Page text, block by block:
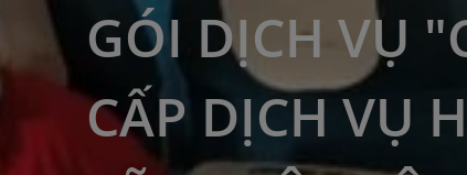
GÓI DỊCH VỤ
CẤP DỊCH VỤ